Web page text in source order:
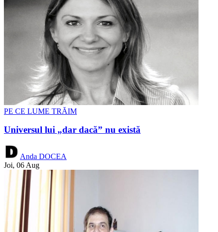
PE CE LUME TRĂIM
Universul lui „dar dacă” nu există
Anda DOCEA
Joi, 06 Aug